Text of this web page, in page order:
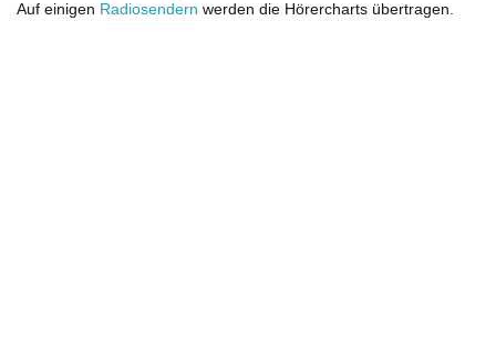
Auf einigen Radiosendern werden die Hörercharts übertragen.